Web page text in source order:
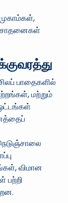
பாதைகளில்
மற்றும்
விமான
பற்றி